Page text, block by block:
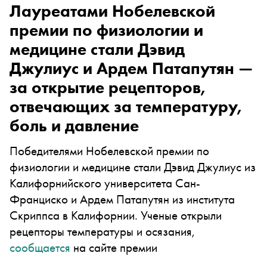
Лауреатами Нобелевской
премии по физиологии и
медицине стали Дэвид
Джулиус и Ардем Патапутян —
за открытие рецепторов,
отвечающих за температуру,
боль и давление
Победителями Нобелевской премии по
физиологии и медицине стали Дэвид Джулиус из
Калифорнийского университета Сан-
Франциско и Ардем Патапутян из института
Скриппса в Калифорнии. Ученые открыли
рецепторы температуры и осязания,
сообщается на сайте премии